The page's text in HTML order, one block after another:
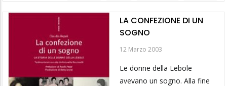
LA CONFEZIONE DI UN
SOGNO
12 Marzo 2003
Le donne della Lebole
avevano un sogno. Alla fine